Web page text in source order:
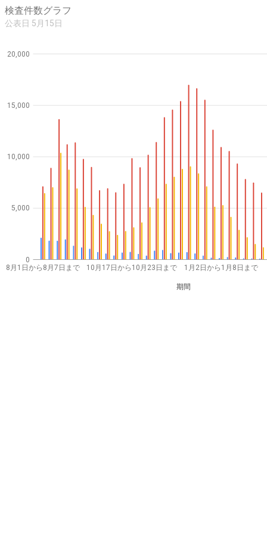
検査件数グラフ
公表日 5月15日
8月1日から8月7日まで 10月17日から10月23日まで 1月2日から1月8日まで
期間
0
5,000
10,000
15,000
20,000